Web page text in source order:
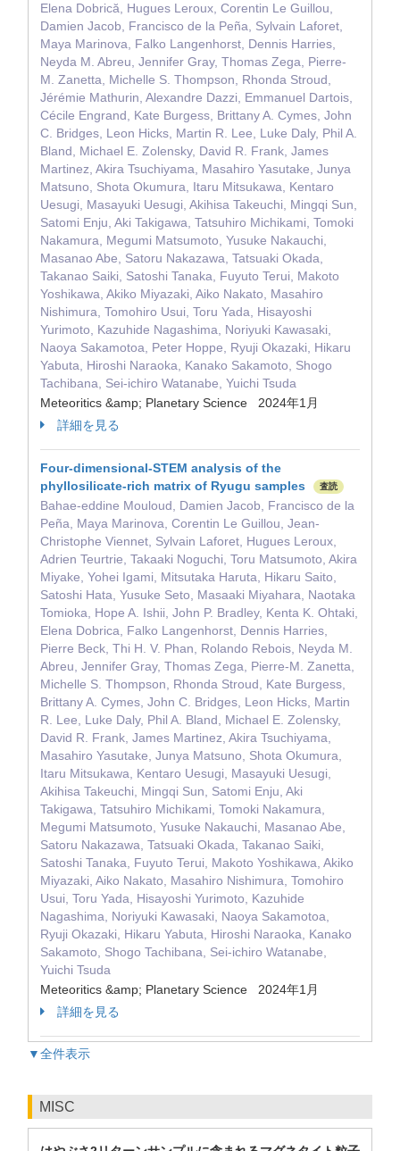
Elena Dobrică, Hugues Leroux, Corentin Le Guillou,
Damien Jacob, Francisco de la Peña, Sylvain Laforet,
Maya Marinova, Falko Langenhorst, Dennis Harries,
Neyda M. Abreu, Jennifer Gray, Thomas Zega, Pierre‐
M. Zanetta, Michelle S. Thompson, Rhonda Stroud,
Jérémie Mathurin, Alexandre Dazzi, Emmanuel Dartois,
Cécile Engrand, Kate Burgess, Brittany A. Cymes, John
C. Bridges, Leon Hicks, Martin R. Lee, Luke Daly, Phil A.
Bland, Michael E. Zolensky, David R. Frank, James
Martinez, Akira Tsuchiyama, Masahiro Yasutake, Junya
Matsuno, Shota Okumura, Itaru Mitsukawa, Kentaro
Uesugi, Masayuki Uesugi, Akihisa Takeuchi, Mingqi Sun,
Satomi Enju, Aki Takigawa, Tatsuhiro Michikami, Tomoki
Nakamura, Megumi Matsumoto, Yusuke Nakauchi,
Masanao Abe, Satoru Nakazawa, Tatsuaki Okada,
Takanao Saiki, Satoshi Tanaka, Fuyuto Terui, Makoto
Yoshikawa, Akiko Miyazaki, Aiko Nakato, Masahiro
Nishimura, Tomohiro Usui, Toru Yada, Hisayoshi
Yurimoto, Kazuhide Nagashima, Noriyuki Kawasaki,
Naoya Sakamotoa, Peter Hoppe, Ryuji Okazaki, Hikaru
Yabuta, Hiroshi Naraoka, Kanako Sakamoto, Shogo
Tachibana, Sei‐ichiro Watanabe, Yuichi Tsuda
Meteoritics &amp; Planetary Science 2024年1月
詳細を見る
Four‐dimensional‐STEM analysis of the
phyllosilicate‐rich matrix of Ryugu samples
査読
Bahae‐eddine Mouloud, Damien Jacob, Francisco de la
Peña, Maya Marinova, Corentin Le Guillou, Jean‐
Christophe Viennet, Sylvain Laforet, Hugues Leroux,
Adrien Teurtrie, Takaaki Noguchi, Toru Matsumoto, Akira
Miyake, Yohei Igami, Mitsutaka Haruta, Hikaru Saito,
Satoshi Hata, Yusuke Seto, Masaaki Miyahara, Naotaka
Tomioka, Hope A. Ishii, John P. Bradley, Kenta K. Ohtaki,
Elena Dobrica, Falko Langenhorst, Dennis Harries,
Pierre Beck, Thi H. V. Phan, Rolando Rebois, Neyda M.
Abreu, Jennifer Gray, Thomas Zega, Pierre‐M. Zanetta,
Michelle S. Thompson, Rhonda Stroud, Kate Burgess,
Brittany A. Cymes, John C. Bridges, Leon Hicks, Martin
R. Lee, Luke Daly, Phil A. Bland, Michael E. Zolensky,
David R. Frank, James Martinez, Akira Tsuchiyama,
Masahiro Yasutake, Junya Matsuno, Shota Okumura,
Itaru Mitsukawa, Kentaro Uesugi, Masayuki Uesugi,
Akihisa Takeuchi, Mingqi Sun, Satomi Enju, Aki
Takigawa, Tatsuhiro Michikami, Tomoki Nakamura,
Megumi Matsumoto, Yusuke Nakauchi, Masanao Abe,
Satoru Nakazawa, Tatsuaki Okada, Takanao Saiki,
Satoshi Tanaka, Fuyuto Terui, Makoto Yoshikawa, Akiko
Miyazaki, Aiko Nakato, Masahiro Nishimura, Tomohiro
Usui, Toru Yada, Hisayoshi Yurimoto, Kazuhide
Nagashima, Noriyuki Kawasaki, Naoya Sakamotoa,
Ryuji Okazaki, Hikaru Yabuta, Hiroshi Naraoka, Kanako
Sakamoto, Shogo Tachibana, Sei‐ichiro Watanabe,
Yuichi Tsuda
Meteoritics &amp; Planetary Science 2024年1月
詳細を見る
▼全件表示
MISC